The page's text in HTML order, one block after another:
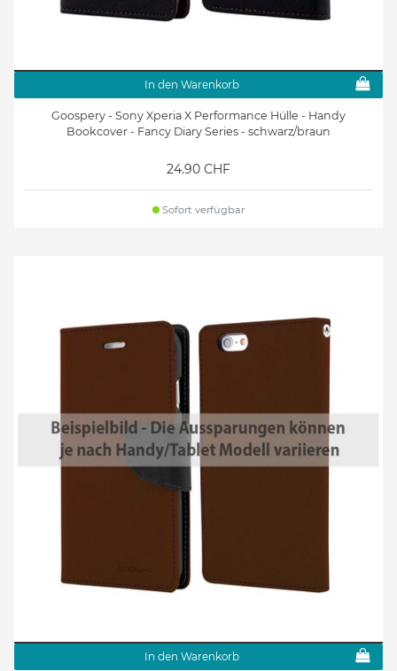
In den Warenkorb
Goospery - Sony Xperia X Performance Hülle - Handy
Bookcover - Fancy Diary Series - schwarz/braun
24.90 CHF
Sofort verfügbar
In den Warenkorb